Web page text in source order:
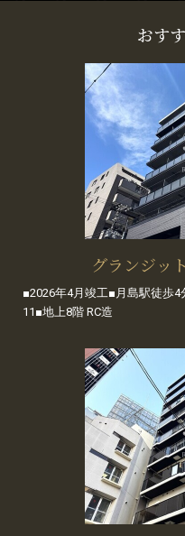
おす
グランジッ
■2026年4月竣工■月島駅徒歩
11■地上8階 RC造